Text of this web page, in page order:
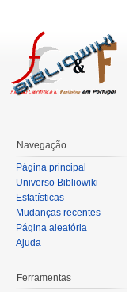
Navegação
Página principal
Universo Bibliowiki
Estatísticas
Mudanças recentes
Página aleatória
Ajuda
Ferramentas